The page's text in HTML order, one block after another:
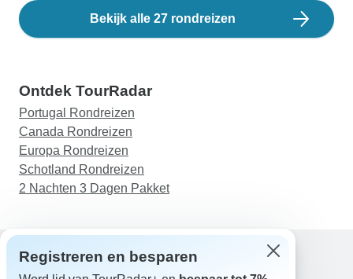
Bekijk alle 27 rondreizen
Ontdek TourRadar
Portugal Rondreizen
Canada Rondreizen
Europa Rondreizen
Schotland Rondreizen
2 Nachten 3 Dagen Pakket
Registreren en besparen